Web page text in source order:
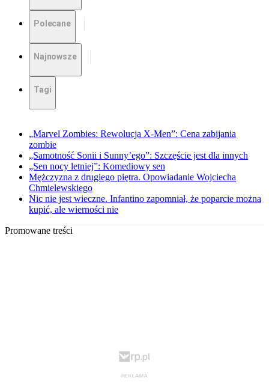
Polecane
Najnowsze
Tagi
„Marvel Zombies: Rewolucja X-Men”: Cena zabijania
zombie
„Samotność Sonii i Sunny’ego”: Szczęście jest dla innych
„Sen nocy letniej”: Komediowy sen
Mężczyzna z drugiego piętra. Opowiadanie Wojciecha
Chmielewskiego
Nic nie jest wieczne. Infantino zapomniał, że poparcie można
kupić, ale wierności nie
Promowane treści